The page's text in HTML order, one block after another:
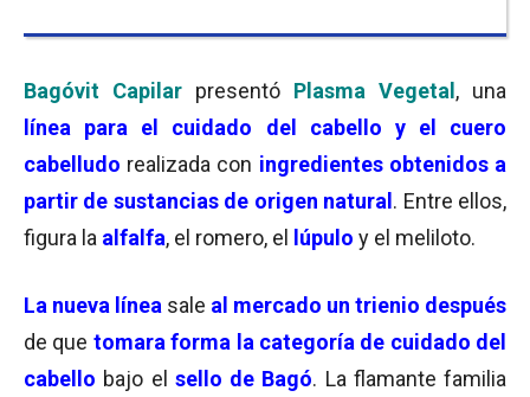
Bagóvit Capilar presentó Plasma Vegetal , una
línea para el cuidado del cabello y el cuero
cabelludo realizada con ingredientes obtenidos a
partir de sustancias de origen natural . Entre ellos,
figura la alfalfa, el romero, el lúpulo y el meliloto.
La nueva línea sale al mercado un trienio después
de que tomara forma la categoría de cuidado del
cabello bajo el sello de Bagó. La flamante familia